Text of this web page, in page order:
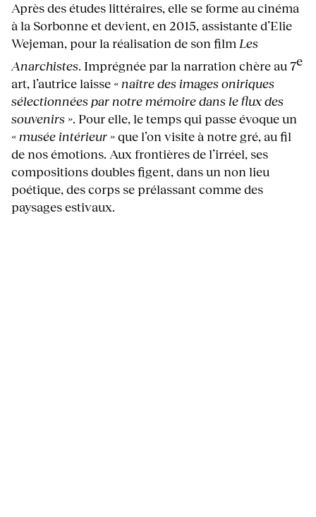
Après des études littéraires, elle se forme au cinéma
à la Sorbonne et devient, en 2015, assistante d’Elie
Wejeman, pour la réalisation de son film Les
Anarchistes. Imprégnée par la narration chère au 7e
art, l’autrice laisse « naître des images oniriques
sélectionnées par notre mémoire dans le flux des
souvenirs ». Pour elle, le temps qui passe évoque un
« musée intérieur »que l’on visite à notre gré, au fil
de nos émotions. Aux frontières de l’irréel, ses
compositions doubles figent, dans un non lieu
poétique, des corps se prélassant comme des
paysages estivaux.